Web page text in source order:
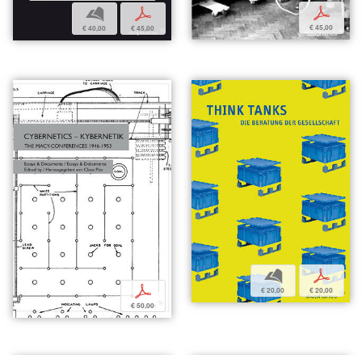
b
€ 40,00
p
€ 45,00
p
€ 45,00
p
€ 50,00
b
€ 20,00
p
€ 20,00